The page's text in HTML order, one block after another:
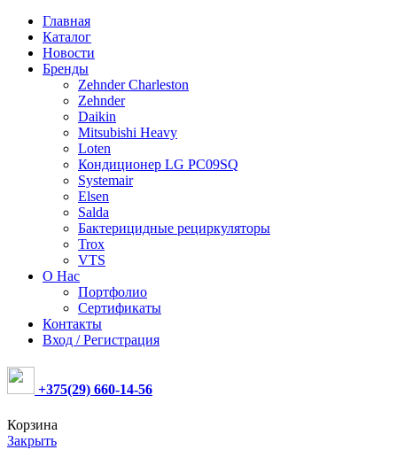
Главная
Каталог
Новости
Бренды
Zehnder Charleston
Zehnder
Daikin
Mitsubishi Heavy
Loten
Кондиционер LG PC09SQ
Systemair
Elsen
Salda
Бактерицидные рециркуляторы
Trox
VTS
О Нас
Портфолио
Сертификаты
Контакты
Вход / Регистрация
+375(29) 660-14-56
Корзина
Закрыть